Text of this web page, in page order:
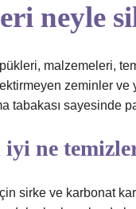
neyle
malzemeleri,
zeminler ve
sayesinde
ne
sirke ve karbonat